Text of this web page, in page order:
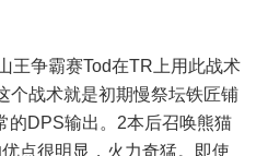
王争霸赛Tod在TR上用此战术
个战术就是初期慢祭坛铁匠铺
的DPS输出。2本后召唤熊猫
点很明显，火力奇猛。即使